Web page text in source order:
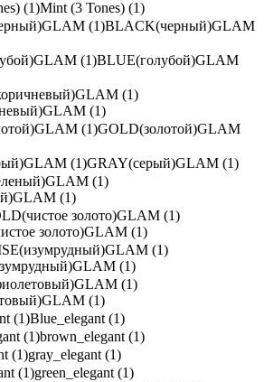
Mint (3 Tones) (1)
BLACK(черный)GLAM
BLUE(голубой)GLAM
(1)
GOLD(золотой)GLAM
GRAY(серый)GLAM (1)
(1)
золото)GLAM (1)
(1)
(1)
Blue_elegant (1)
brown_elegant (1)
gray_elegant (1)
green_elegant (1)